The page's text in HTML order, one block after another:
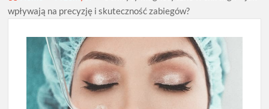
wpływają na precyzję i skuteczność zabiegów?